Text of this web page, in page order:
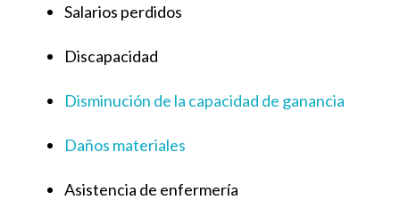
Salarios perdidos
Discapacidad
Disminución de la capacidad de ganancia
Daños materiales
Asistencia de enfermería